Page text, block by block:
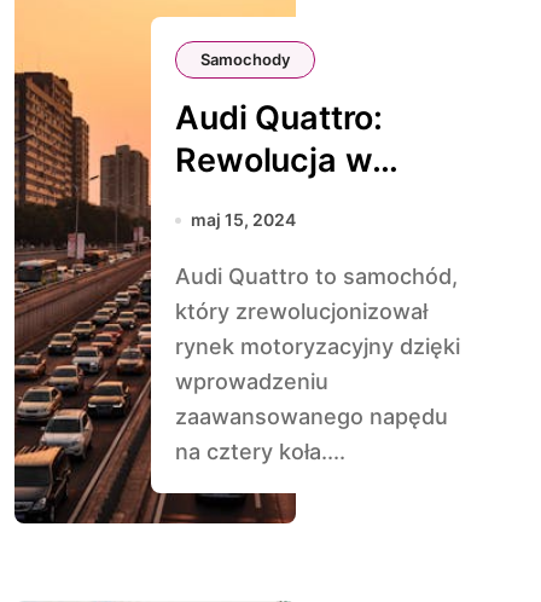
Samochody
Audi Quattro:
Rewolucja w
Napędzie na
maj 15, 2024
Audi Quattro to samochód,
który zrewolucjonizował
rynek motoryzacyjny dzięki
wprowadzeniu
zaawansowanego napędu
na cztery koła....